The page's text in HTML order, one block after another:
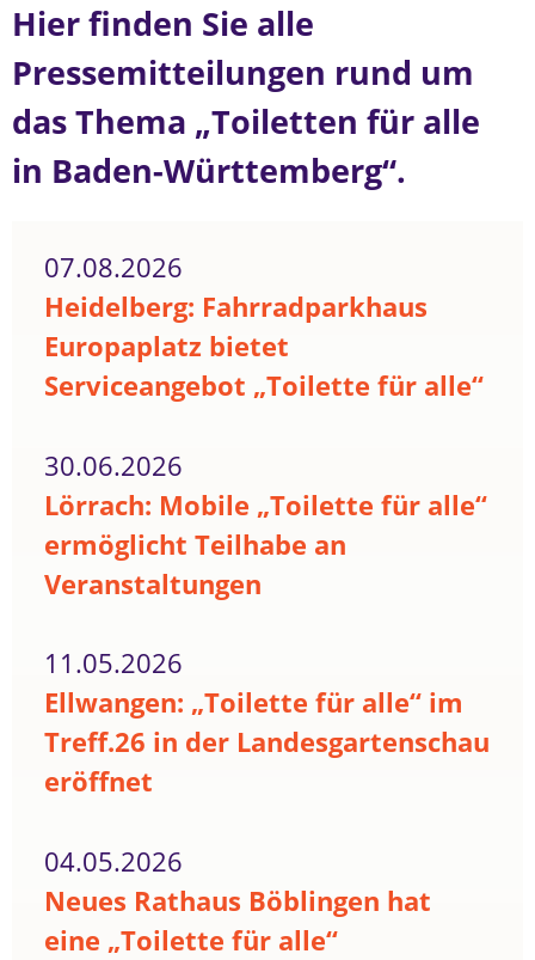
Hier finden Sie alle
Pressemitteilungen rund um
das Thema „Toiletten für alle
in Baden-Württemberg“.
07.08.2026
Heidelberg: Fahrradparkhaus
Europaplatz bietet
Serviceangebot „Toilette für alle“
30.06.2026
Lörrach: Mobile „Toilette für alle“
ermöglicht Teilhabe an
Veranstaltungen
11.05.2026
Ellwangen: „Toilette für alle“ im
Treff.26 in der Landesgartenschau
eröffnet
04.05.2026
Neues Rathaus Böblingen hat
eine „Toilette für alle“